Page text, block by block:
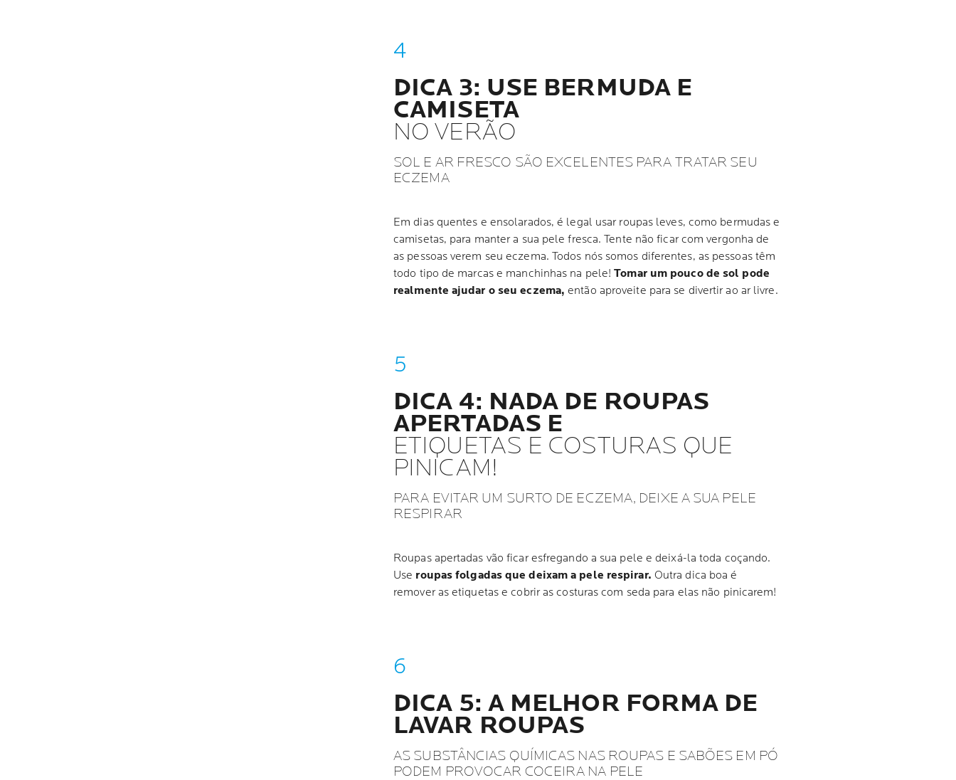
DICA 3: USE BERMUDA E
CAMISETA
NO VERÃO
SOL E AR FRESCO SÃO EXCELENTES PARA TRATAR SEU
ECZEMA
Em dias quentes e ensolarados, é legal usar roupas leves, como bermudas e
camisetas, para manter a sua pele fresca. Tente não ficar com vergonha de
as pessoas verem seu eczema. Todos nós somos diferentes, as pessoas têm
todo tipo de marcas e manchinhas na pele!Tomar um pouco de sol pode
realmente ajudar o seu eczema, então aproveite para se divertir ao ar livre.
DICA 4: NADA DE ROUPAS
APERTADAS E
ETIQUETAS E COSTURAS QUE
PINICAM!
PARA EVITAR UM SURTO DE ECZEMA, DEIXE A SUA PELE
RESPIRAR
Roupas apertadas vão ficar esfregando a sua pele e deixá-la toda coçando.
Use roupas folgadas que deixam a pele respirar. Outra dica boa é
remover as etiquetas e cobrir as costuras com seda para elas não pinicarem!
DICA 5: A MELHOR FORMA DE
LAVAR ROUPAS
AS SUBSTÂNCIAS QUÍMICAS NAS ROUPAS E SABÕES EM PÓ
PODEM PROVOCAR COCEIRA NA PELE